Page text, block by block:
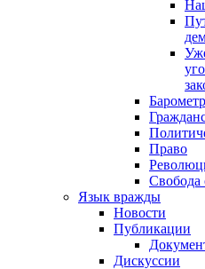
Право
Свобода
Язык вражды
Новости
Публикации
Дискуссии